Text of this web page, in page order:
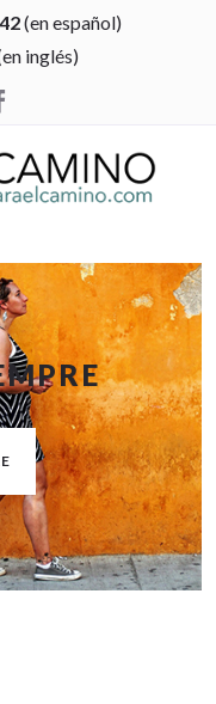
(en español)
inglés)